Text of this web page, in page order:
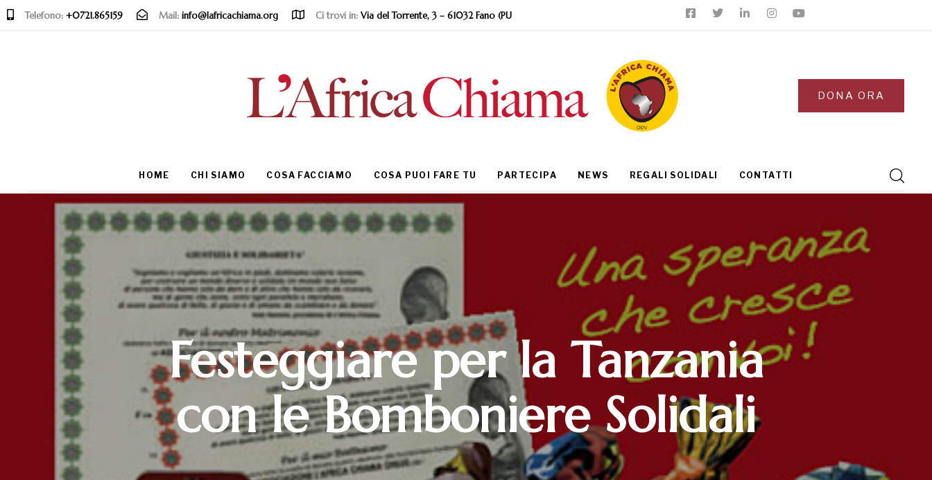
Telefono: +0721.865159 Mail: info@lafricachiama.org Ci trovi in: Via del Torrente, 3 – 61032 Fano (PU
DONA ORA
HOME CHI SIAMO COSA FACCIAMO COSA PUOI FARE TU PARTECIPA NEWS REGALI SOLIDALI CONTATTI
Festeggiare per la Tanzania
con le Bomboniere Solidali